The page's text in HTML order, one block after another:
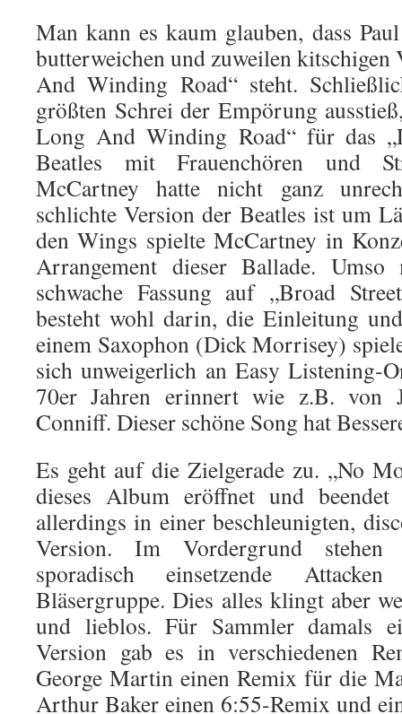
Man kann es kaum glauben, dass
butterweichen und zuweilen kitschigen
And Winding Road“ steht.
größten Schrei der Empörung
Long And Winding Road“ für das
Beatles mit Frauenchören und
McCartney hatte nicht ganz
schlichte Version der Beatles ist um
den Wings spielte McCartney in
Arrangement dieser Ballade.
schwache Fassung auf „Broad
besteht wohl darin, die Einleitung
einem Saxophon (Dick Morrisey)
sich unweigerlich an Easy Listening-
70er Jahren erinnert wie z.B. von
Conniff. Dieser schöne Song hat
Es geht auf die Zielgerade zu. „No
dieses Album eröffnet und
allerdings in einer beschleunigten,
Version. Im Vordergrund
sporadisch einsetzende
Bläsergruppe. Dies alles klingt aber
und lieblos. Für Sammler damals
Version gab es in verschiedenen
George Martin einen Remix für die
Arthur Baker einen 6:55-Remix und